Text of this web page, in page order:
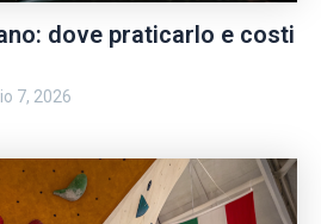
dove praticarlo e costi
7, 2026